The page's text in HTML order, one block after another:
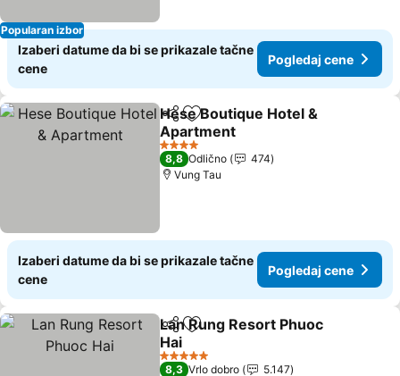
Popularan izbor
Izaberi datume da bi se prikazale tačne
cene
Pogledaj cene
Deli Dodati u favorite
Hese Boutique Hotel &
Apartment
4 Zvezdice
8,8 Odlično
474
Vung Tau
Izaberi datume da bi se prikazale tačne
cene
Pogledaj cene
Deli Dodati u favorite
Lan Rung Resort Phuoc
Hai
5 Zvezdice
8,3 Vrlo dobro
5.147